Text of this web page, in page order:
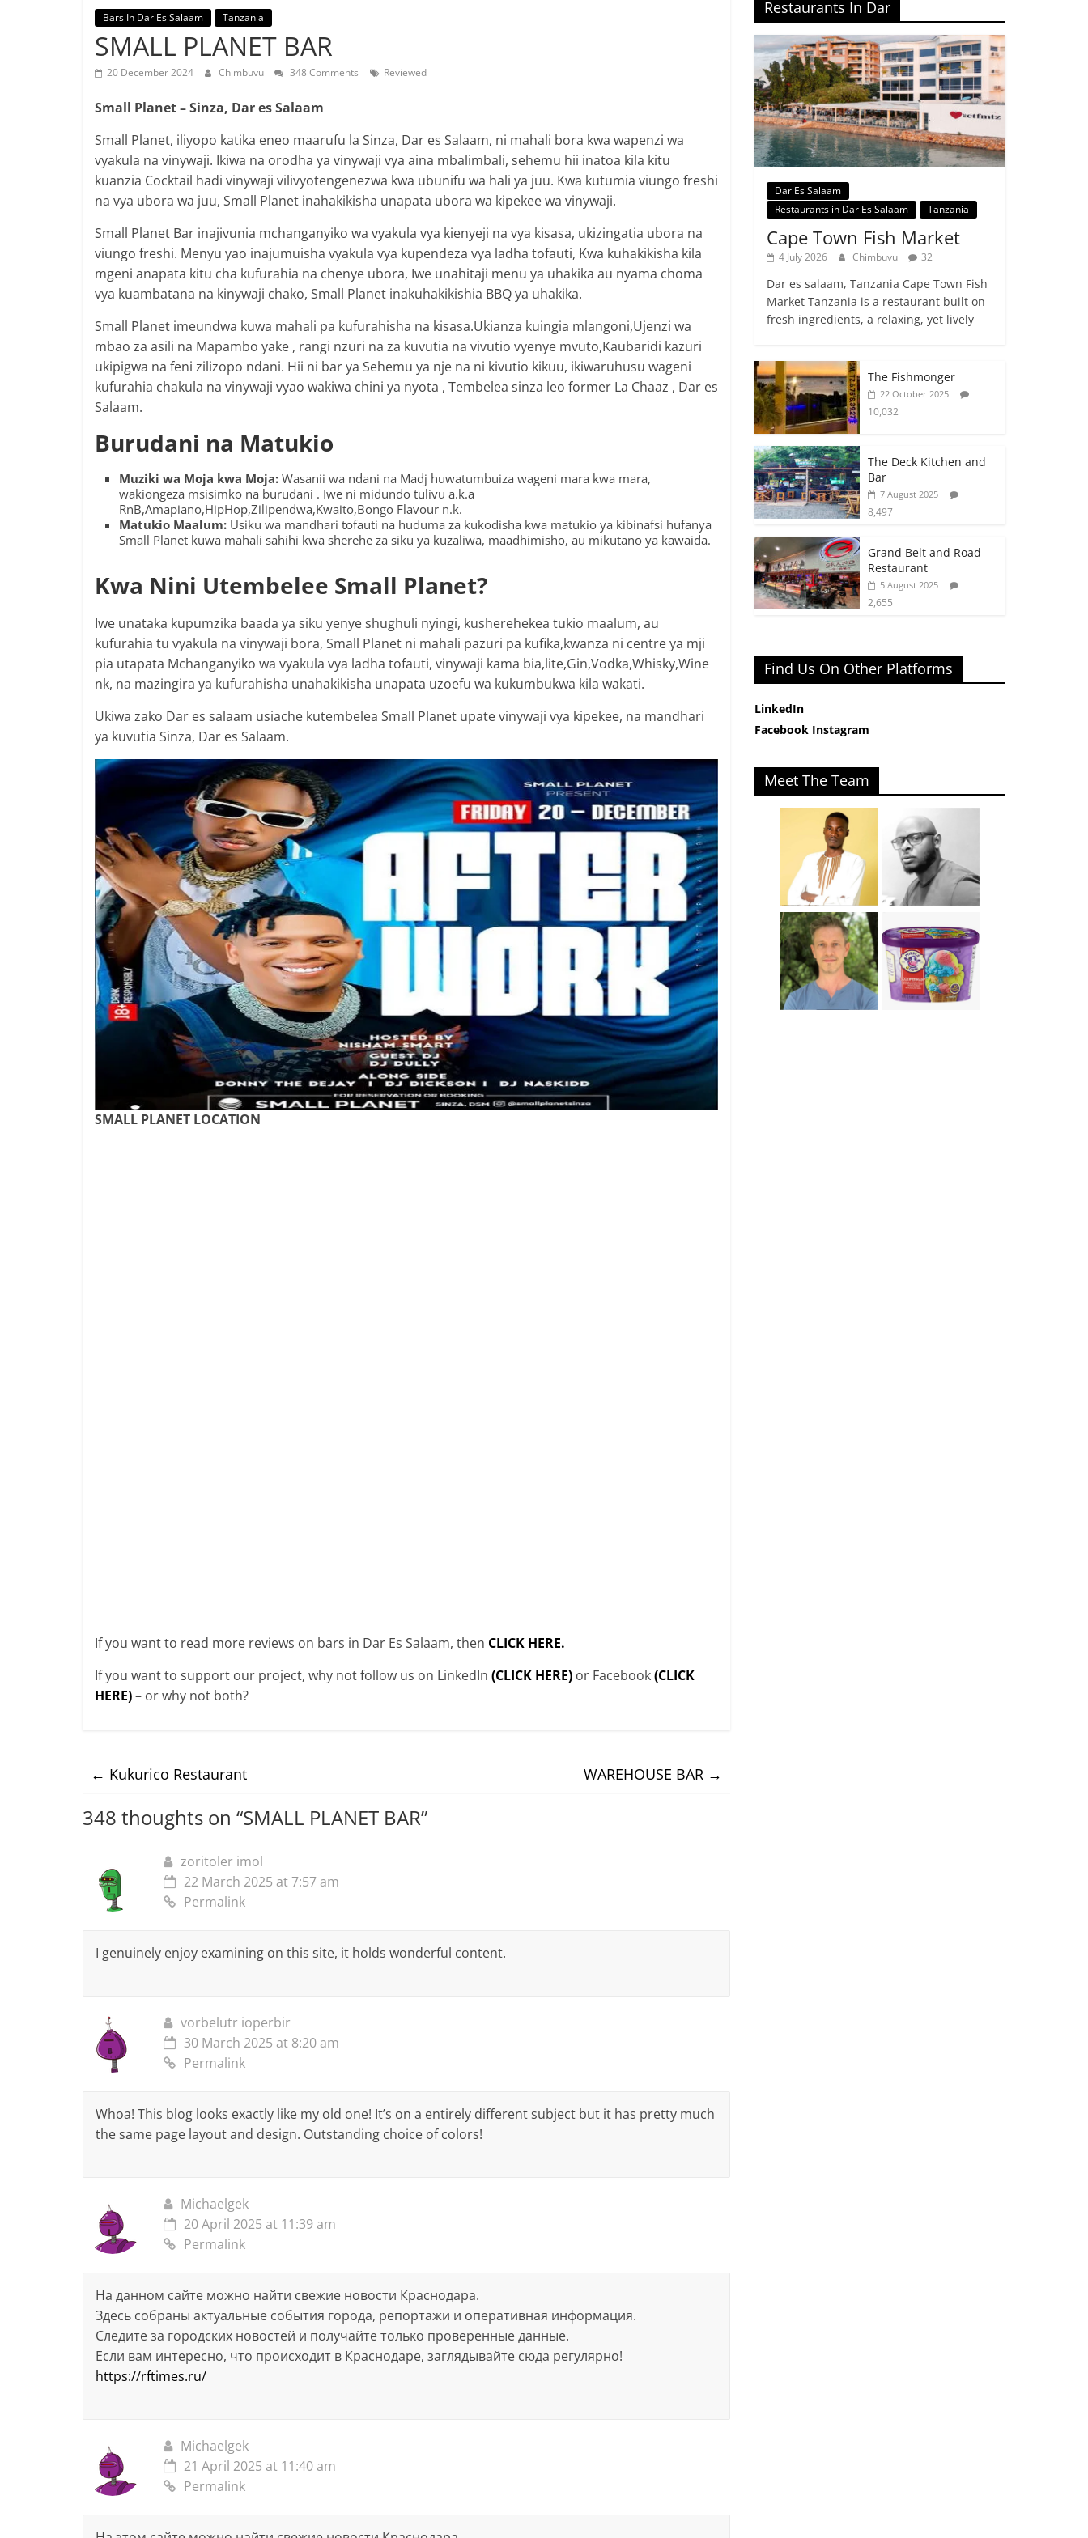
Bars In Dar Es Salaam Tanzania
SMALL PLANET BAR
20 December 2024 Chimbuvu 348 Comments Reviewed
Small Planet – Sinza, Dar es Salaam
Small Planet, iliyopo katika eneo maarufu la Sinza, Dar es Salaam, ni mahali bora kwa wapenzi wa
vyakula na vinywaji. Ikiwa na orodha ya vinywaji vya aina mbalimbali, sehemu hii inatoa kila kitu
kuanzia Cocktail hadi vinywaji vilivyotengenezwa kwa ubunifu wa hali ya juu. Kwa kutumia viungo freshi
na vya ubora wa juu, Small Planet inahakikisha unapata ubora wa kipekee wa vinywaji.
Small Planet Bar inajivunia mchanganyiko wa vyakula vya kienyeji na vya kisasa, ukizingatia ubora na
viungo freshi. Menyu yao inajumuisha vyakula vya kupendeza vya ladha tofauti, Kwa kuhakikisha kila
mgeni anapata kitu cha kufurahia na chenye ubora, Iwe unahitaji menu ya uhakika au nyama choma
vya kuambatana na kinywaji chako, Small Planet inakuhakikishia BBQ ya uhakika.
Small Planet imeundwa kuwa mahali pa kufurahisha na kisasa.Ukianza kuingia mlangoni,Ujenzi wa
mbao za asili na Mapambo yake , rangi nzuri na za kuvutia na vivutio vyenye mvuto,Kaubaridi kazuri
ukipigwa na feni zilizopo ndani. Hii ni bar ya Sehemu ya nje na ni kivutio kikuu, ikiwaruhusu wageni
kufurahia chakula na vinywaji vyao wakiwa chini ya nyota , Tembelea sinza leo former La Chaaz , Dar es
Salaam.
Burudani na Matukio
Muziki wa Moja kwa Moja: Wasanii wa ndani na Madj huwatumbuiza wageni mara kwa mara,
wakiongeza msisimko na burudani . Iwe ni midundo tulivu a.k.a
RnB,Amapiano,HipHop,Zilipendwa,Kwaito,Bongo Flavour n.k.
Matukio Maalum: Usiku wa mandhari tofauti na huduma za kukodisha kwa matukio ya kibinafsi hufanya
Small Planet kuwa mahali sahihi kwa sherehe za siku ya kuzaliwa, maadhimisho, au mikutano ya kawaida.
Kwa Nini Utembelee Small Planet?
Iwe unataka kupumzika baada ya siku yenye shughuli nyingi, kusherehekea tukio maalum, au
kufurahia tu vyakula na vinywaji bora, Small Planet ni mahali pazuri pa kufika,kwanza ni centre ya mji
pia utapata Mchanganyiko wa vyakula vya ladha tofauti, vinywaji kama bia,lite,Gin,Vodka,Whisky,Wine
nk, na mazingira ya kufurahisha unahakikisha unapata uzoefu wa kukumbukwa kila wakati.
Ukiwa zako Dar es salaam usiache kutembelea Small Planet upate vinywaji vya kipekee, na mandhari
ya kuvutia Sinza, Dar es Salaam.
SMALL PLANET LOCATION
If you want to read more reviews on bars in Dar Es Salaam, then CLICK HERE.
If you want to support our project, why not follow us on LinkedIn (CLICK HERE) or Facebook(CLICK
HERE)– or why not both?
← Kukurico Restaurant WAREHOUSE BAR →
348 thoughts on “SMALL PLANET BAR”
zoritoler imol
22 March 2025 at 7:57 am
Permalink
I genuinely enjoy examining on this site, it holds wonderful content.
vorbelutr ioperbir
30 March 2025 at 8:20 am
Permalink
Whoa! This blog looks exactly like my old one! It’s on a entirely different subject but it has pretty much
the same page layout and design. Outstanding choice of colors!
Michaelgek
20 April 2025 at 11:39 am
Permalink
На данном сайте можно найти свежие новости Краснодара.
Здесь собраны актуальные события города, репортажи и оперативная информация.
Следите за городских новостей и получайте только проверенные данные.
Если вам интересно, что происходит в Краснодаре, заглядывайте сюда регулярно!
https://rftimes.ru/
Michaelgek
21 April 2025 at 11:40 am
Permalink
Restaurants In Dar
Dar Es Salaam
Restaurants in Dar Es Salaam
Tanzania
Cape Town Fish Market
4 July 2026 Chimbuvu 32
Dar es salaam, Tanzania Cape Town Fish
Market Tanzania is a restaurant built on
fresh ingredients, a relaxing, yet lively
The Fishmonger
22 October 2025
10,032
The Deck Kitchen and
Bar
7 August 2025
8,497
Grand Belt and Road
Restaurant
5 August 2025
2,655
Find Us On Other Platforms
LinkedIn
Facebook Instagram
Meet The Team